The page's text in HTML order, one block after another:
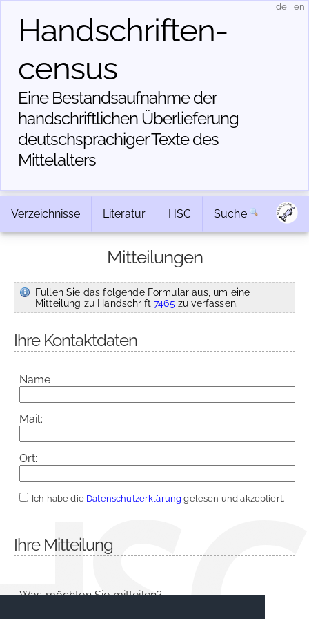
Handschriften­
census
Eine Bestandsaufnahme der
handschriftlichen Über­lieferung
deutschsprachiger Texte des
Mittelalters
de en
Verzeichnisse Literatur HSC Suche
Mitteilungen
Füllen Sie das folgende Formular aus, um eine
Mitteilung zu Handschrift7465 zu verfassen.
Ihre Kontaktdaten
Name:
Mail:
Ort:
Ich habe die Datenschutzerklärung gelesen und akzeptiert.
Ihre Mitteilung
Was möchten Sie mitteilen?